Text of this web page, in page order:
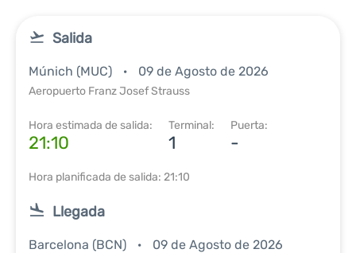
Salida
Múnich (MUC) 09 de Agosto de 2026
Aeropuerto Franz Josef Strauss
Hora estimada de salida:
21:10
Terminal:
1
Puerta:
-
Hora planificada de salida: 21:10
Llegada
Barcelona (BCN) 09 de Agosto de 2026